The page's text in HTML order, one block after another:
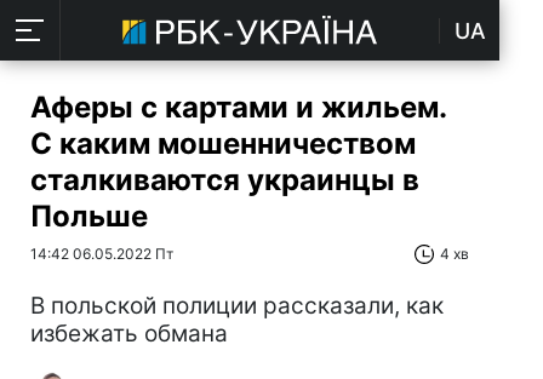
UA
Аферы с картами и жильем.
С каким мошенничеством
сталкиваются украинцы в
Польше
14:42 06.05.2022 Пт 4 хв
В польской полиции рассказали, как
избежать обмана